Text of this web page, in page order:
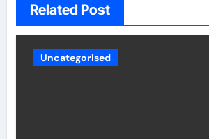
Related Post
Uncategorised